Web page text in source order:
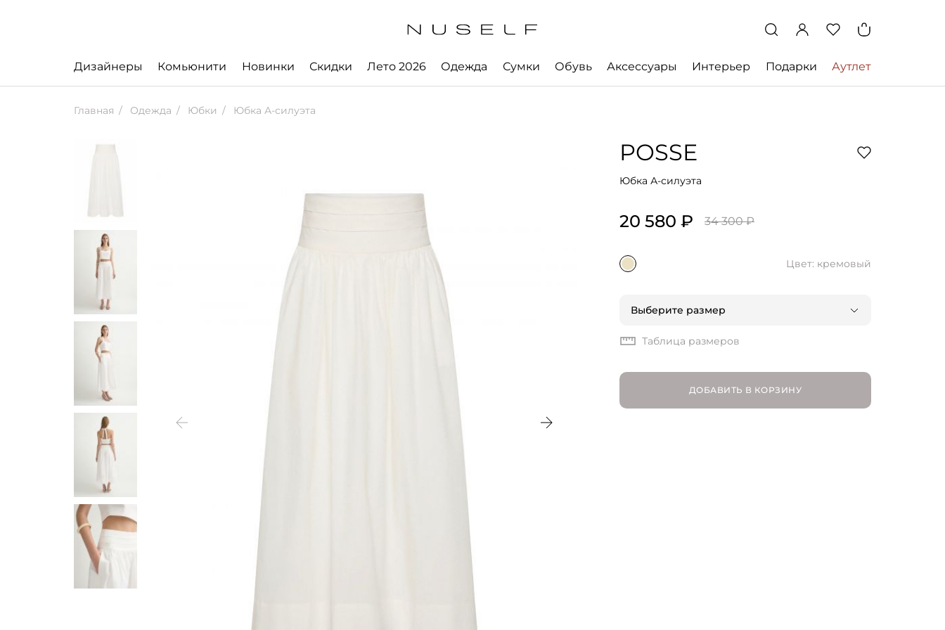
Дизайнеры Комьюнити Новинки Скидки Лето 2026 Одежда Сумки Обувь Аксессуары Интерьер Подарки Аутлет
Главная Одежда Юбки Юбка А-силуэта
POSSE
Юбка А-силуэта
20 580 ₽ 34 300 ₽
Цвет: кремовый
Выберите размер
XS | RU 42
S | RU 44
Таблица размеров
ДОБАВИТЬ В КОРЗИНУ